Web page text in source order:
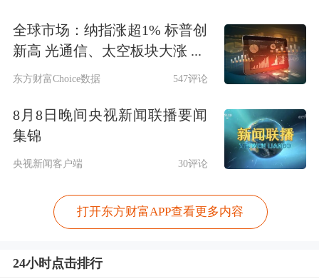
全球市场：纳指涨超1% 标普创
新高 光通信、太空板块大涨 ...
东方财富Choice数据 547评论
8月8日晚间央视新闻联播要闻
集锦
央视新闻客户端 30评论
打开东方财富APP查看更多内容
24小时点击排行